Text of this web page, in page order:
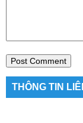
THÔNG TIN